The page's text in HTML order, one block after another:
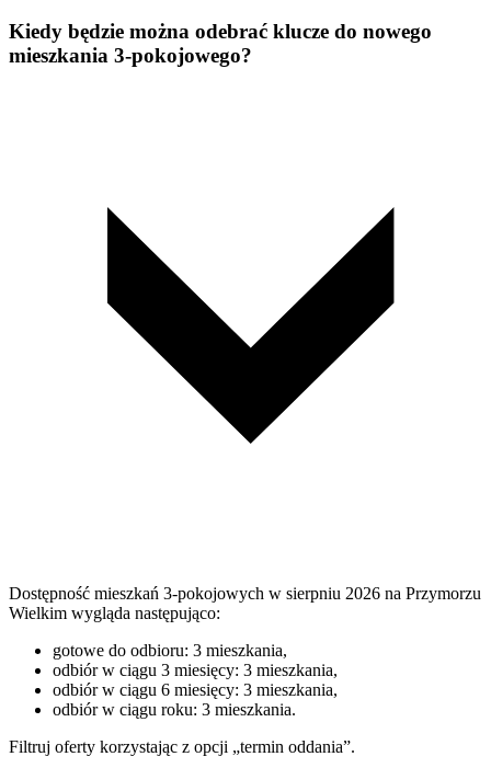
Kiedy będzie można odebrać klucze do nowego
mieszkania 3-pokojowego?
Dostępność mieszkań 3-pokojowych w sierpniu 2026 na Przymorzu
Wielkim wygląda następująco:
gotowe do odbioru: 3 mieszkania,
odbiór w ciągu 3 miesięcy: 3 mieszkania,
odbiór w ciągu 6 miesięcy: 3 mieszkania,
odbiór w ciągu roku: 3 mieszkania.
Filtruj oferty korzystając z opcji „termin oddania”.